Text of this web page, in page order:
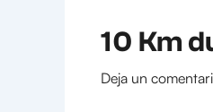
10 Km
Deja un